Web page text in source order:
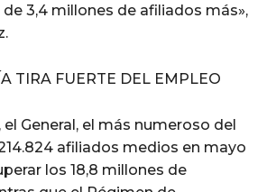
de 3,4 millones de afiliados más»,
TIRA FUERTE DEL EMPLEO
General, el más numeroso del
afiliados medios en mayo
los 18,8 millones de